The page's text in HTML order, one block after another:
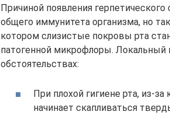
Причиной появления
общего иммунитета организма, но
котором слизистые покровы рта
патогенной микрофлоры.
обстоятельствах:
При плохой гигиене рта, из-
начинает скапливаться